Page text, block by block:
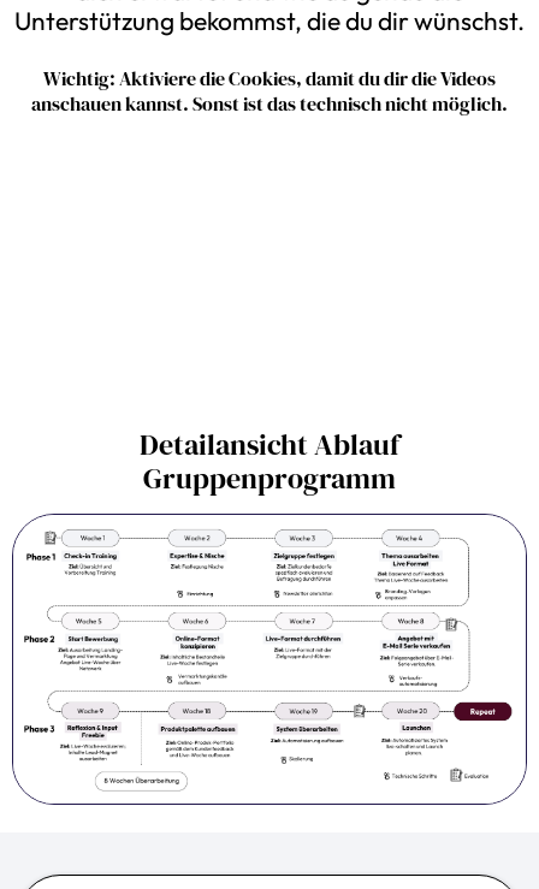
Unterstützung bekommst, die du dir wünschst.
Wichtig: Aktiviere die Cookies, damit du dir die Videos
anschauen kannst. Sonst ist das technisch nicht möglich.
Detailansicht Ablauf
Gruppenprogramm